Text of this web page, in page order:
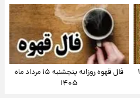
فال قهوه روزانه پنجشنبه ۱۵ مرداد ماه
۱۴۰۵